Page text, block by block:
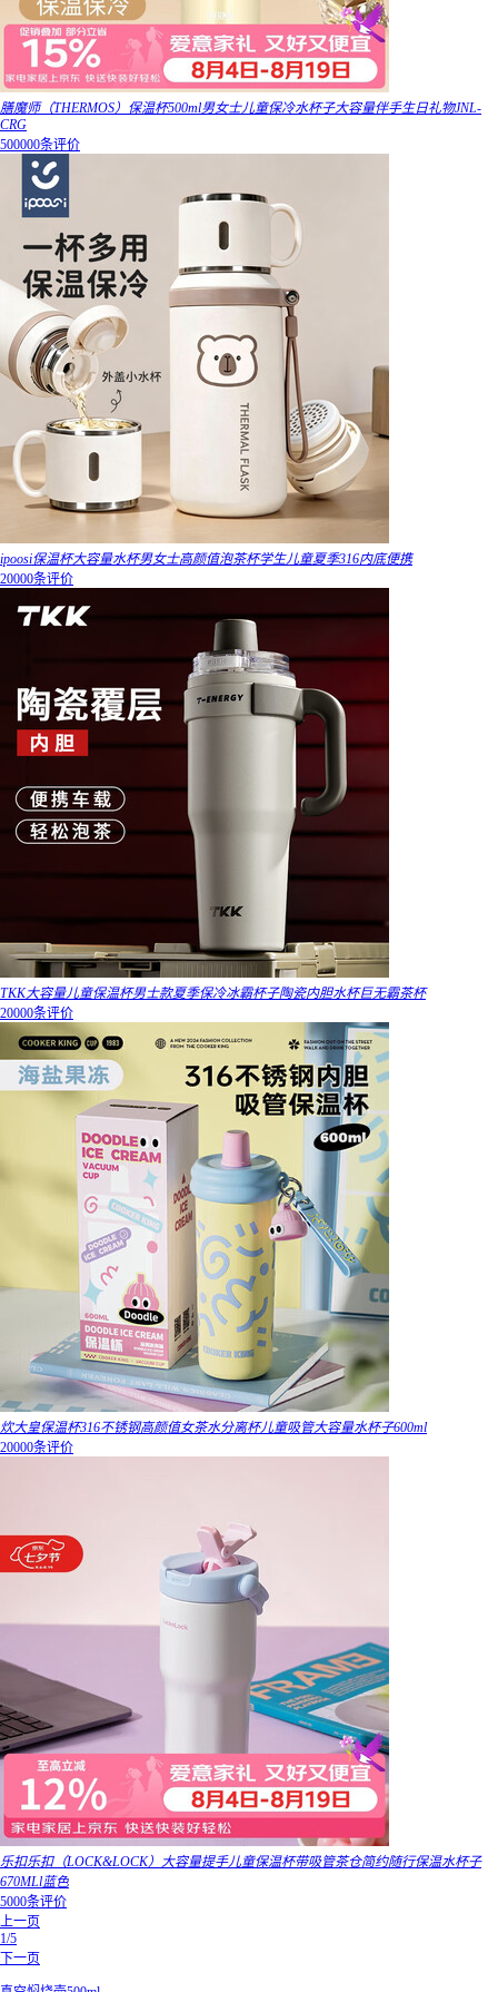
膳魔师（THERMOS）保温杯500ml男女士儿童保冷水杯子大容量伴手生日礼物JNL-
CRG
500000条评价
ipoosi保温杯大容量水杯男女士高颜值泡茶杯学生儿童夏季316内底便携
20000条评价
TKK大容量儿童保温杯男士款夏季保冷冰霸杯子陶瓷内胆水杯巨无霸茶杯
20000条评价
炊大皇保温杯316不锈钢高颜值女茶水分离杯儿童吸管大容量水杯子600ml
20000条评价
乐扣乐扣（LOCK&LOCK）大容量提手儿童保温杯带吸管茶仓简约随行保温水杯子
670MLl蓝色
5000条评价
上一页
1/5
下一页